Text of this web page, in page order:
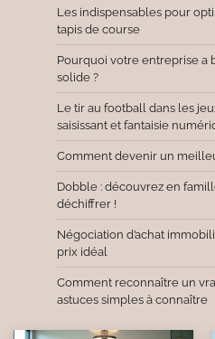
Les indispensables pour
tapis de course
Pourquoi votre entreprise a
solide ?
Le tir au football dans les
saisissant et fantaisie
Comment devenir un
Dobble : découvrez en
déchiffrer !
Négociation d’achat
prix idéal
Comment reconnaître un
astuces simples à connaître